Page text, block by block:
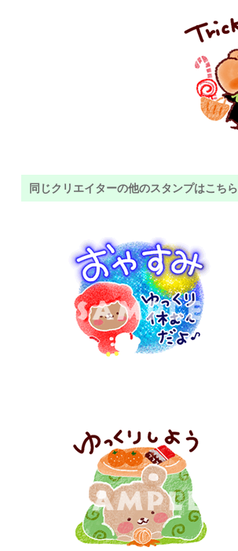
同じクリエイターの他のスタンプはこちら